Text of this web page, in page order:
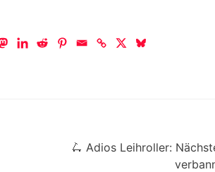
🛴 Adios Leihroller: